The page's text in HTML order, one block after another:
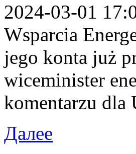
2024-03-01
Wsparcia
jego konta już
wiceminister
komentarzu dla
Далее